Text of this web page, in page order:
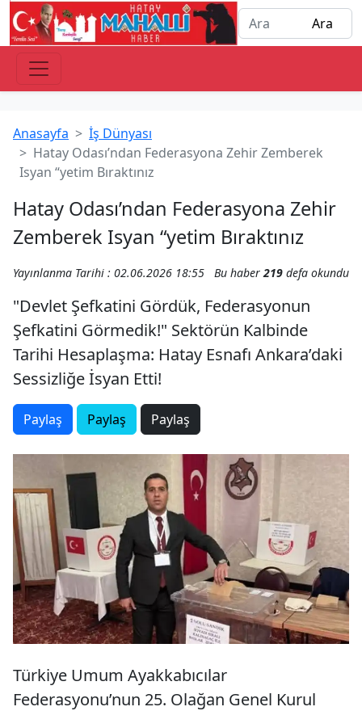
Anasayfa
İş Dünyası
Hatay Odası’ndan Federasyona Zehir Zemberek
Isyan “yetim Bıraktınız
Hatay Odası’ndan Federasyona Zehir
Zemberek Isyan “yetim Bıraktınız
Yayınlanma Tarihi : 02.06.2026 18:55 Bu haber219 defa okundu
"Devlet Şefkatini Gördük, Federasyonun
Şefkatini Görmedik!" Sektörün Kalbinde
Tarihi Hesaplaşma: Hatay Esnafı Ankara’daki
Sessizliğe İsyan Etti!
Paylaş Paylaş Paylaş
Türkiye Umum Ayakkabıcılar
Federasyonu’nun 25. Olağan Genel Kurul